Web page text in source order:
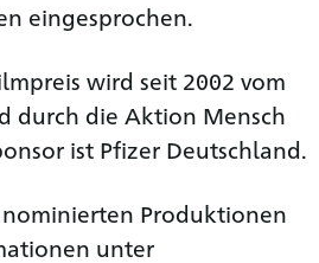
eingesprochen.
wird seit 2002 vom
durch die Aktion Mensch
ist Pfizer Deutschland.
Produktionen
unter